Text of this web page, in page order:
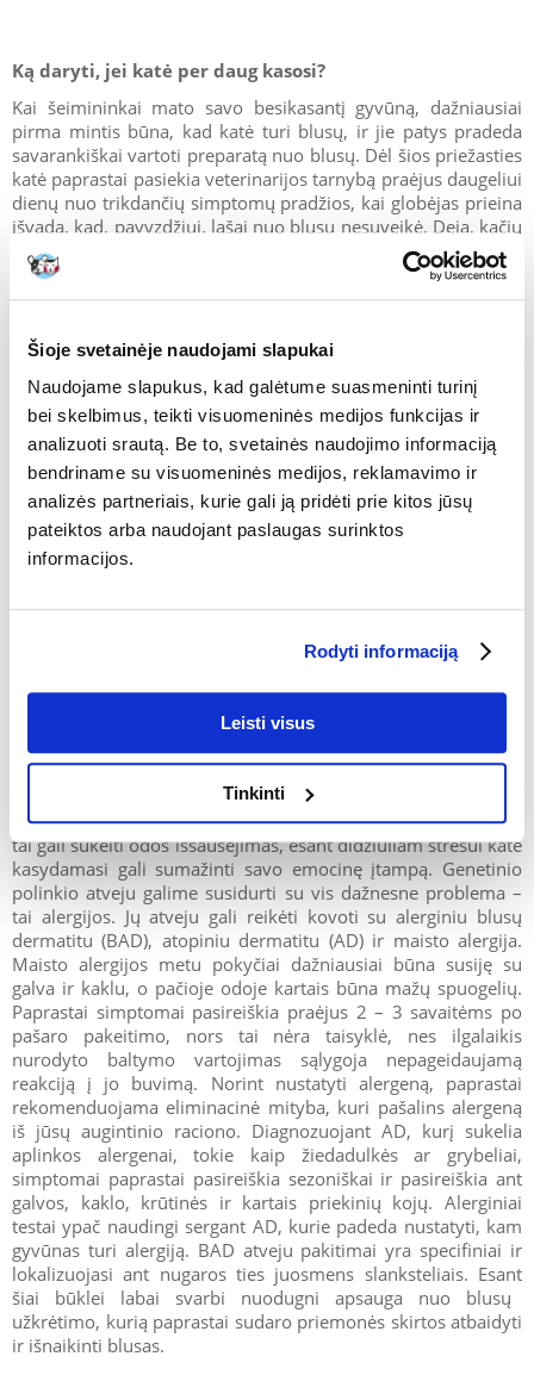
Šioje svetainėje naudojami slapukai
Naudojame slapukus, kad galėtume suasmeninti turinį
bei skelbimus, teikti visuomeninės medijos funkcijas ir
analizuoti srautą. Be to, svetainės naudojimo informaciją
bendriname su visuomeninės medijos, reklamavimo ir
analizės partneriais, kurie gali ją pridėti prie kitos jūsų
pateiktos arba naudojant paslaugas surinktos
informacijos.
Rodyti informaciją
Leisti visus
Tinkinti
Ką daryti, jei katė per daug kasosi?
Kai šeimininkai mato savo besikasantį gyvūną, dažniausiai
pirma mintis būna, kad katė turi blusų, ir jie patys pradeda
savarankiškai vartoti preparatą nuo blusų. Dėl šios priežasties
katė paprastai pasiekia veterinarijos tarnybą praėjus daugeliui
dienų nuo trikdančių simptomų pradžios, kai globėjas prieina
išvadą, kad, pavyzdžiui, lašai nuo blusų nesuveikė. Deja, kačių
niežuliui ir odos pažeidimams yra daugybė priežasčių,
paprastai joms reikia sudėtingesnės diagnostikos ir gydymo.
Dažnai, kaip ir įtarė savininkas, problema yra išoriniai
blusų invaziją. Uodai taip pat gali maitintis mūsų augintinio
erkės (priklausomai nuo rūšies, pažeidimų, esančių odoje ar
ausyje), arba kiti parazitai. Diagnozuojant parazitus, esančius
epidermyje, būtina atlikti grandymą, kad būtų galima ištirti jį
mikroskopu, nes jie nematomi plika akimi. Tačiau, be
parazitų, mes dažnai galime susidurti su odos infekcijomis,
kurios dažniausiai būna bakterinės, grybelinės ar mišrios.
Tokie susirgimai reikalauja skubaus gydymo, siekiant apriboti
patogenų plitimą odoje ir likusiame kūne. Diagnostikoje
mikologiniai tyrimai, skirti nustatyti konkretų patogeną ir
savarankiškai gydyti, nes tai paprastai neduoda daug rezultatų
preparatams dėl neteisingai naudojamų gydymo priemonių.
Katės niežulio priežastys
Mūsų katės niežėjimas gali būti ir nesusijęs su
nepageidaujamais svečiais ant jos odos. Šildymo laikotarpiu
tai gali sukelti odos išsausėjimas, esant didžiuliam stresui katė
kasydamasi gali sumažinti savo emocinę įtampą. Genetinio
polinkio atveju galime susidurti su vis dažnesne problema –
tai alergijos. Jų atveju gali reikėti kovoti su alerginiu blusų
dermatitu (BAD), atopiniu dermatitu (AD) ir maisto alergija.
Maisto alergijos metu pokyčiai dažniausiai būna susiję su
galva ir kaklu, o pačioje odoje kartais būna mažų spuogelių.
Paprastai simptomai pasireiškia praėjus 2 – 3 savaitėms po
pašaro pakeitimo, nors tai nėra taisyklė, nes ilgalaikis
nurodyto baltymo vartojimas sąlygoja nepageidaujamą
reakciją į jo buvimą. Norint nustatyti alergeną, paprastai
rekomenduojama eliminacinė mityba, kuri pašalins alergeną
iš jūsų augintinio raciono. Diagnozuojant AD, kurį sukelia
aplinkos alergenai, tokie kaip žiedadulkės ar grybeliai,
simptomai paprastai pasireiškia sezoniškai ir pasireiškia ant
galvos, kaklo, krūtinės ir kartais priekinių kojų. Alerginiai
testai ypač naudingi sergant AD, kurie padeda nustatyti, kam
gyvūnas turi alergiją. BAD atveju pakitimai yra specifiniai ir
lokalizuojasi ant nugaros ties juosmens slanksteliais. Esant
šiai būklei labai svarbi nuodugni apsauga nuo blusų
užkrėtimo, kurią paprastai sudaro priemonės skirtos atbaidyti
ir išnaikinti blusas.